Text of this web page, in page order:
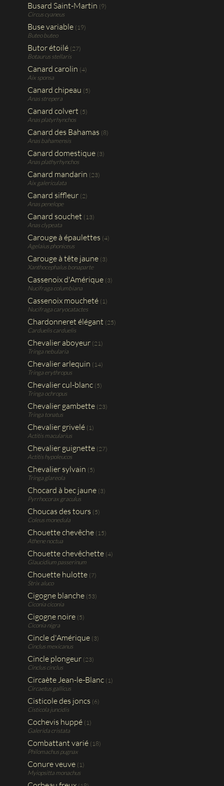
Busard Saint-Martin (9)
Circus cyaneus
Buse variable (19)
Buteo buteo
Butor étoilé (27)
Botaurus stellaris
Canard carolin (4)
Aix sponsa
Canard chipeau (5)
Anas strepera
Canard colvert (5)
Anas platyrhynchos
Canard des Bahamas (8)
Anas bahamensis
Canard domestique (3)
Anas plathyrhynchos
Canard mandarin (23)
Aix galericulata
Canard siffleur (2)
Anas penelope
Canard souchet (13)
Anas clypeata
Carouge à épaulettes (4)
Agelaius phoniceus
Carouge à tête jaune (3)
Xanthocephalus bonaparte
Cassenoix d'Amérique (3)
Nucifraga columbiana
Cassenoix moucheté (1)
Nucifraga caryocatactes
Chardonneret élégant (25)
Carduelis carduelis
Chevalier aboyeur (21)
Tringa nebularia
Chevalier arlequin (14)
Tringa erythropus
Chevalier cul-blanc (5)
Tringa ochropus
Chevalier gambette (23)
Tringa tonatus
Chevalier grivelé (1)
Actitis macularius
Chevalier guignette (27)
Actitis hypoleucos
Chevalier sylvain (5)
Tringa glareola
Chocard à bec jaune (3)
Pyrrhocorax graculus
Choucas des tours (5)
Coleus monedula
Chouette chevêche (15)
Athene noctua
Chouette chevêchette (4)
Glaucidium passerinum
Chouette hulotte (7)
Strix aluco
Cigogne blanche (53)
Ciconia ciconia
Cigogne noire (5)
Ciconia nigra
Cincle d'Amérique (3)
Cinclus mexicanus
Cincle plongeur (23)
Cinclus cinclus
Circaète Jean-le-Blanc (1)
Circaetus gallicus
Cisticole des joncs (6)
Cisticola juncidis
Cochevis huppé (1)
Galerida cristata
Combattant varié (18)
Philomachus pugnax
Conure veuve (1)
Myiopsitta monachus